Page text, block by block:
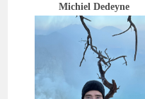
Michiel Dedeyne